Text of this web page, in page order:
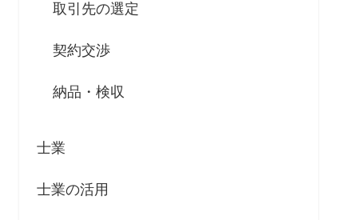
取引先の選定
契約交渉
納品・検収
士業
士業の活用